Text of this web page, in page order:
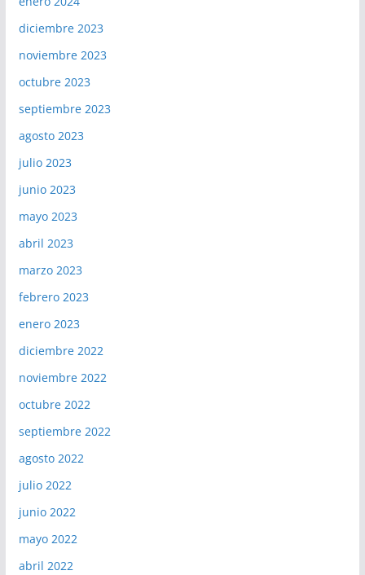
diciembre 2023
noviembre 2023
octubre 2023
septiembre 2023
agosto 2023
julio 2023
junio 2023
mayo 2023
abril 2023
marzo 2023
febrero 2023
enero 2023
diciembre 2022
noviembre 2022
octubre 2022
septiembre 2022
agosto 2022
julio 2022
junio 2022
mayo 2022
abril 2022